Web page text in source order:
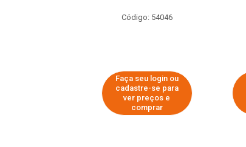
Código: 54046
Faça seu login ou
cadastre-se para
ver preços e
comprar